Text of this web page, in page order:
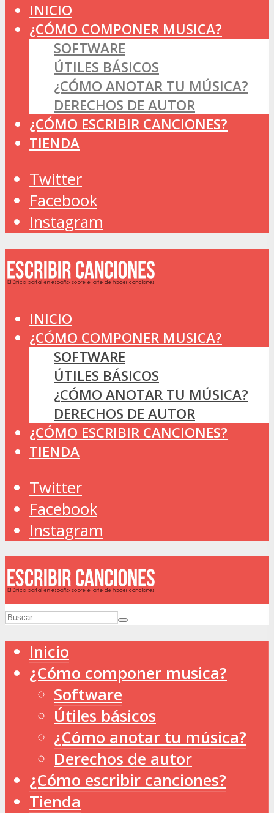
INICIO
¿CÓMO COMPONER MUSICA?
SOFTWARE
ÚTILES BÁSICOS
¿CÓMO ANOTAR TU MÚSICA?
DERECHOS DE AUTOR
¿CÓMO ESCRIBIR CANCIONES?
TIENDA
Twitter
Facebook
Instagram
INICIO
¿CÓMO COMPONER MUSICA?
SOFTWARE
ÚTILES BÁSICOS
¿CÓMO ANOTAR TU MÚSICA?
DERECHOS DE AUTOR
¿CÓMO ESCRIBIR CANCIONES?
TIENDA
Twitter
Facebook
Instagram
Inicio
¿Cómo componer musica?
Software
Útiles básicos
¿Cómo anotar tu música?
Derechos de autor
¿Cómo escribir canciones?
Tienda